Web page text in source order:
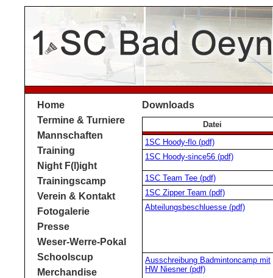
Home
Termine & Turniere
Mannschaften
Training
Night F(l)ight
Trainingscamp
Verein & Kontakt
Fotogalerie
Presse
Weser-Werre-Pokal
Schoolscup
Merchandise
Downloads
Datei
1SC Hoody-flo (pdf)
1SC Hoody-since56 (pdf)
1SC Team Tee (pdf)
1SC Zipper Team (pdf)
Abteilungsbeschluesse (pdf)
Ausschreibung Badmintoncamp mit
HW Niesner (pdf)